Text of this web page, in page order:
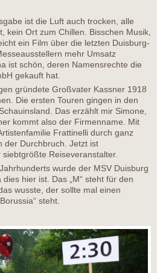
ist die Luft auch trocken, alle
kein Ort zum Chillen. Bisschen Musik,
ein Film über die letzten Duisburg-
mehr Umsatz
ist schön, deren Namensrechte die
gekauft hat.
gründete Großvater Kassner 1918
Die ersten Touren gingen in den
Das erzählt mir Simone,
kommt also der Firmenname. Mit
Frattinelli durch ganz
der Durchbruch. Jetzt ist
Reiseveranstalter.
wurde der MSV Duisburg
hier ist. Das „M“ steht für den
wusste, der sollte mal einen
steht.